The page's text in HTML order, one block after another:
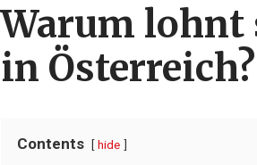
Warum lohnt
in Österreich?
Contents hide